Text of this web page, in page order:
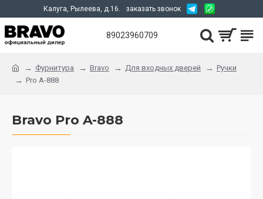
Калуга, Рылеева, д.16. заказать звонок
89023960709
Фурнитура Bravo Для входных дверей
Ручки
Pro A-888
Bravo Pro A-888